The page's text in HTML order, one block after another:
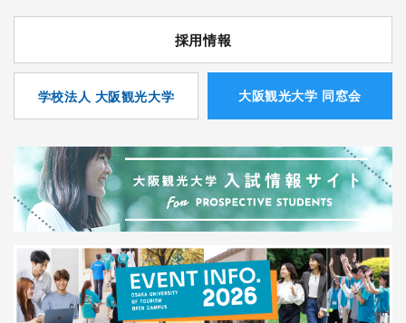
採用情報
学校法人 大阪観光大学 ⼤阪観光⼤学 同窓会